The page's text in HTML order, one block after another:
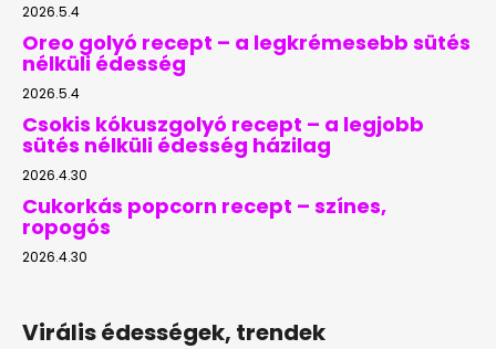
2026.5.4
Oreo golyó recept – a legkrémesebb sütés
nélküli édesség
2026.5.4
Csokis kókuszgolyó recept – a legjobb
sütés nélküli édesség házilag
2026.4.30
Cukorkás popcorn recept – színes,
ropogós
2026.4.30
Virális édességek, trendek